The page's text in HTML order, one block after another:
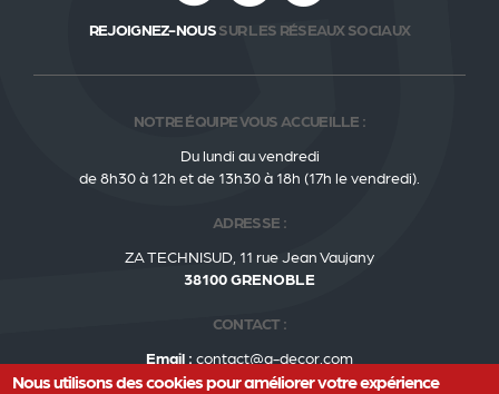
REJOIGNEZ-NOUSSUR LES RÉSEAUX SOCIAUX
NOTRE ÉQUIPE VOUS ACCUEILLE :
Du lundi au vendredi
de 8h30 à 12h et de 13h30 à 18h (17h le vendredi).
ADRESSE :
ZA TECHNISUD, 11 rue Jean Vaujany
38100 GRENOBLE
CONTACT :
Email : contact@g-decor.com
Téléphone :04 76 98 67 69
Nous utilisons des cookies pour améliorer votre expérience